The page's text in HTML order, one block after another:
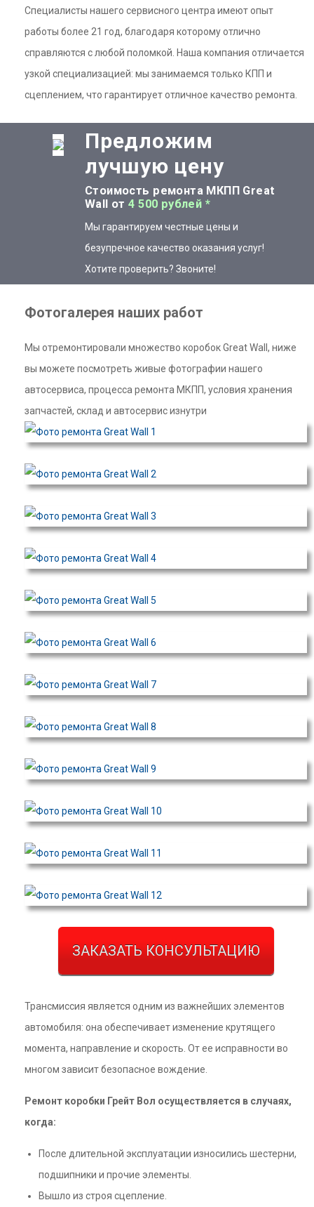
Специалисты нашего сервисного центра имеют опыт
работы более 21 год, благодаря которому отлично
справляются с любой поломкой. Наша компания отличается
узкой специализацией: мы занимаемся только КПП и
сцеплением, что гарантирует отличное качество ремонта.
Предложим
лучшую цену
Стоимость ремонта МКПП Great
Wall от4 500 рублей *
Мы гарантируем честные цены и
безупречное качество оказания услуг!
Хотите проверить? Звоните!
Фотогалерея наших работ
Мы отремонтировали множество коробок Great Wall, ниже
вы можете посмотреть живые фотографии нашего
автосервиса, процесса ремонта МКПП, условия хранения
запчастей, склад и автосервис изнутри
ЗАКАЗАТЬ КОНСУЛЬТАЦИЮ
Трансмиссия является одним из важнейших элементов
автомобиля: она обеспечивает изменение крутящего
момента, направление и скорость. От ее исправности во
многом зависит безопасное вождение.
Ремонт коробки Грейт Вол осуществляется в случаях,
когда:
После длительной эксплуатации износились шестерни,
подшипники и прочие элементы.
Вышло из строя сцепление.